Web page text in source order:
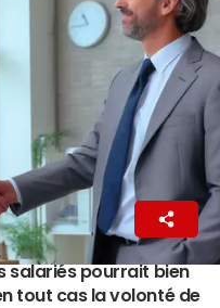
salariés pourrait bien
tout cas la volonté de